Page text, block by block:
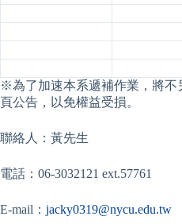
※為了加速本系遞補作業，將不
頁公告，以免權益受損。
聯絡人：黃先生
電話：06-3032121 ext.57761
E-mail： jacky0319@nycu.edu.tw